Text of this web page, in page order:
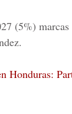
(5%) marcas
.
Honduras: